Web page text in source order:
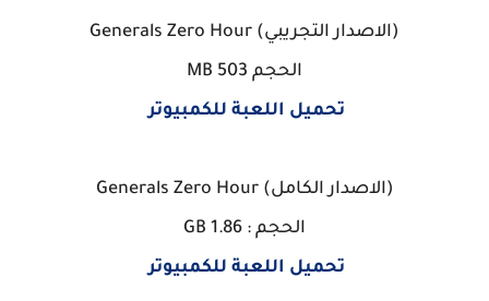
(الاصدار التجريبي) Generals Zero Hour
الحجم 503 MB
تحميل اللعبة للكمبيوتر
(الاصدار الكامل) Generals Zero Hour
الحجم : 1.86 GB
تحميل اللعبة للكمبيوتر